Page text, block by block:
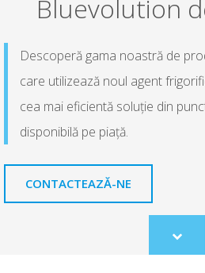
Bluevolution
Descoperă gama noastră de
care utilizează noul agent
cea mai eficientă soluţie din
disponibilă pe piaţă.
CONTACTEAZĂ-NE
Scroll
to